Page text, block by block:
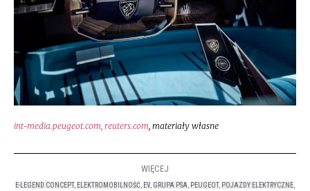
int-media.peugeot.com, reuters.com, materiały własne
WIĘCEJ
E-LEGEND CONCEPT , ELEKTROMOBILNOŚĆ, EV, GRUPA PSA, PEUGEOT , POJAZDY ELEKTRYCZNE,